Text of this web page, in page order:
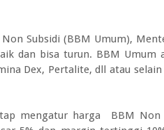
Subsidi (BBM Umum),
dan bisa turun. BBM Umum
Dex, Pertalite, dll atau
mengatur harga BBM Non